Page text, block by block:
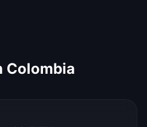
Colombia